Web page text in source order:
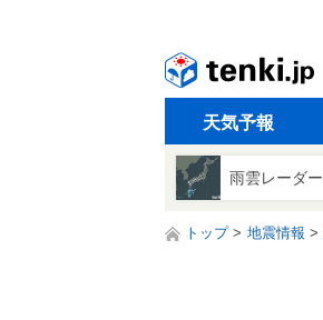
天気予報
雨雲レーダー
トップ 地震情報